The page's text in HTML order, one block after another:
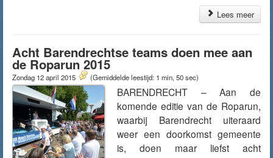
Lees meer
Acht Barendrechtse teams doen mee aan
de Roparun 2015
Zondag 12 april 2015 (Gemiddelde leestijd: 1 min, 50 sec)
BARENDRECHT – Aan de
komende editie van de Roparun,
waarbij Barendrecht uiteraard
weer een doorkomst gemeente
is, doen maar liefst acht